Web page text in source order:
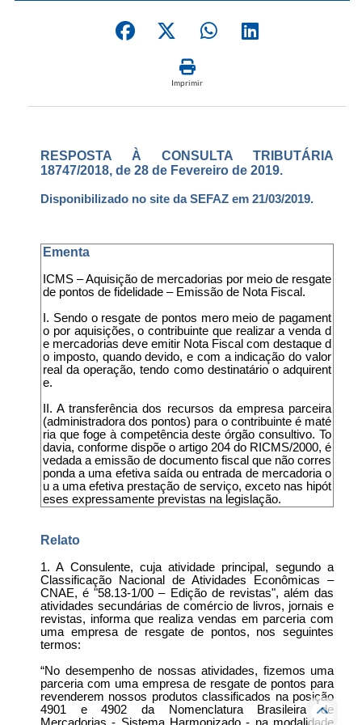
Imprimir
RESPOSTA À CONSULTA TRIBUTÁRIA
18747/2018, de 28 de Fevereiro de 2019.
Disponibilizado no site da SEFAZ em 21/03/2019.
Ementa
ICMS – Aquisição de mercadorias por meio de resgate
de pontos de fidelidade – Emissão de Nota Fiscal.
I. Sendo o resgate de pontos mero meio de pagament
o por aquisições, o contribuinte que realizar a venda d
e mercadorias deve emitir Nota Fiscal com destaque d
o imposto, quando devido, e com a indicação do valor
real da operação, tendo como destinatário o adquirent
e.
II. A transferência dos recursos da empresa parceira
(administradora dos pontos) para o contribuinte é maté
ria que foge à competência deste órgão consultivo. To
davia, conforme dispõe o artigo 204 do RICMS/2000, é
vedada a emissão de documento fiscal que não corres
ponda a uma efetiva saída ou entrada de mercadoria o
u a uma efetiva prestação de serviço, exceto nas hipót
eses expressamente previstas na legislação.
Relato
1. A Consulente, cuja atividade principal, segundo a
Classificação Nacional de Atividades Econômicas –
CNAE, é "58.13-1/00 – Edição de revistas", além das
atividades secundárias de comércio de livros, jornais e
revistas, informa que realiza vendas em parceria com
uma empresa de resgate de pontos, nos seguintes
termos:
“No desempenho de nossas atividades, fizemos uma
parceria com uma empresa de resgate de pontos para
revenderem nossos produtos classificados na posição
4901 e 4902 da Nomenclatura Brasileira de